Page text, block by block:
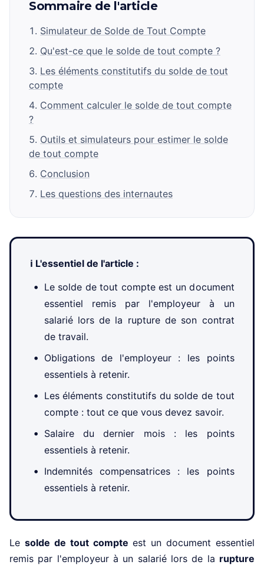
Sommaire de l'article
Simulateur de Solde de Tout Compte
Qu'est-ce que le solde de tout compte ?
Les éléments constitutifs du solde de tout
compte
Comment calculer le solde de tout compte
?
Outils et simulateurs pour estimer le solde
de tout compte
Conclusion
Les questions des internautes
ℹ️ L'essentiel de l'article :
Le solde de tout compte est un document
essentiel remis par l'employeur à un
salarié lors de la rupture de son contrat
de travail.
Obligations de l'employeur : les points
essentiels à retenir.
Les éléments constitutifs du solde de tout
compte : tout ce que vous devez savoir.
Salaire du dernier mois : les points
essentiels à retenir.
Indemnités compensatrices : les points
essentiels à retenir.
Le solde de tout compte est un document essentiel
remis par l'employeur à un salarié lors de la rupture